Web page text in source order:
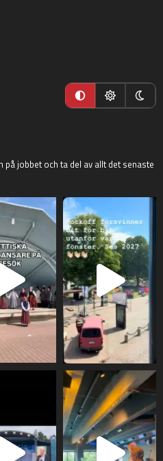
på jobbet och ta del av allt det senaste